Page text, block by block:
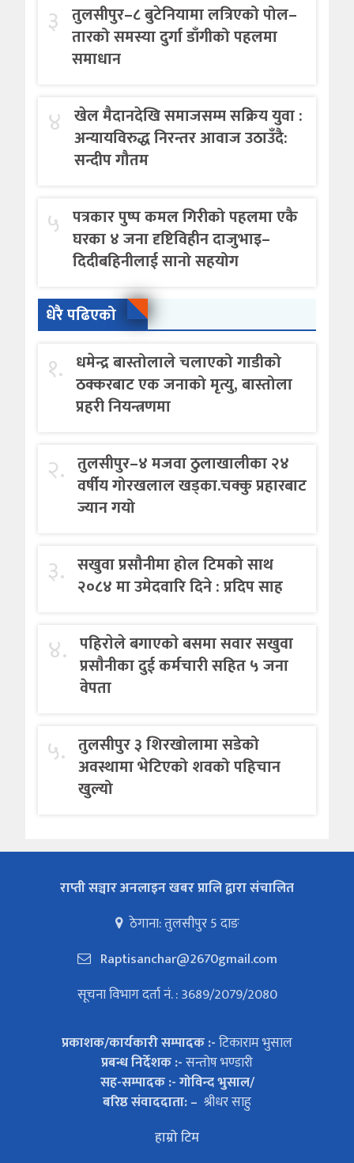
३ तुलसीपुर–८ बुटेनियामा लत्रिएको पोल–
तारको समस्या दुर्गा डाँगीको पहलमा
समाधान
४ खेल मैदानदेखि समाजसम्म सक्रिय युवा :
अन्यायविरुद्ध निरन्तर आवाज उठाउँदै:
सन्दीप गौतम
५ पत्रकार पुष्प कमल गिरीको पहलमा एकै
घरका ४ जना दृष्टिविहीन दाजुभाइ–
दिदीबहिनीलाई सानो सहयोग
धेरै पढिएको
१. धमेन्द्र बास्तोलाले चलाएको गाडीको
ठक्करबाट एक जनाको मृत्यु, बास्तोला
प्रहरी नियन्त्रणमा
२. तुलसीपुर–४ मजवा ठुलाखालीका २४
वर्षीय गोरखलाल खड्का.चक्कु प्रहारबाट
ज्यान गयो
३. सखुवा प्रसौनीमा होल टिमको साथ
२०८४ मा उमेदवारि दिने : प्रदिप साह
४. पहिराेले बगाएकाे बसमा सवार सखुवा
प्रसाैनीका दुई कर्मचारी सहित ५ जना
वेपता
५. तुलसीपुर ३ शिरखोलामा सडेको
अवस्थामा भेटिएको शवको पहिचान
खुल्यो
राप्ती सञ्चार अनलाइन खबर प्रालि द्वारा संचालित
ठेगाना: तुलसीपुर 5 दाङ
Raptisanchar@2670gmail.com
सूचना विभाग दर्ता नं. : 3689/2079/2080
प्रकाशक/कार्यकारी सम्पादक :-टिकाराम भुसाल
प्रबन्ध निर्देशक :-सन्तोष भण्डारी
सह-सम्पादक :- गोविन्द भुसाल/
बरिष्ठ संवाददाता: – श्रीधर साहु
हाम्रो टिम